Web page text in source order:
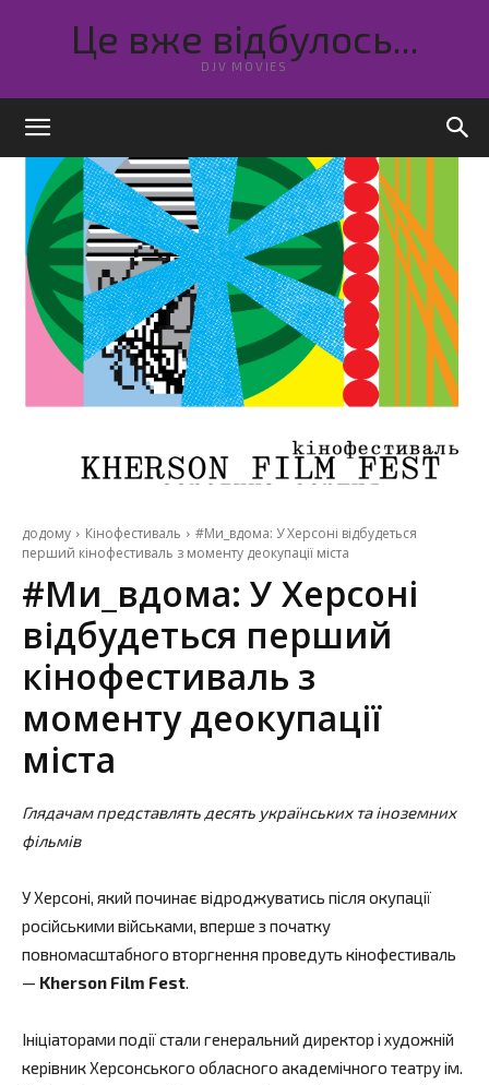
Це вже відбулось...
DJV MOVIES
додому Кінофестиваль
#Ми_вдома: У Херсоні відбудеться
перший кінофестиваль з моменту деокупації міста
#Ми_вдома: У Херсоні
відбудеться перший
кінофестиваль з
моменту деокупації
міста
Глядачам представлять десять українських та іноземних
фільмів
У Херсоні, який починає відроджуватись після окупації
російськими військами, вперше з початку
повномасштабного вторгнення проведуть кінофестиваль
— Kherson Film Fest.
Ініціаторами події стали генеральний директор і художній
керівник Херсонського обласного академічного театру ім.